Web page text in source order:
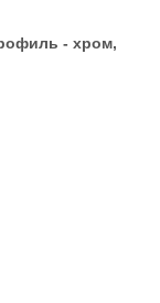
- хром,